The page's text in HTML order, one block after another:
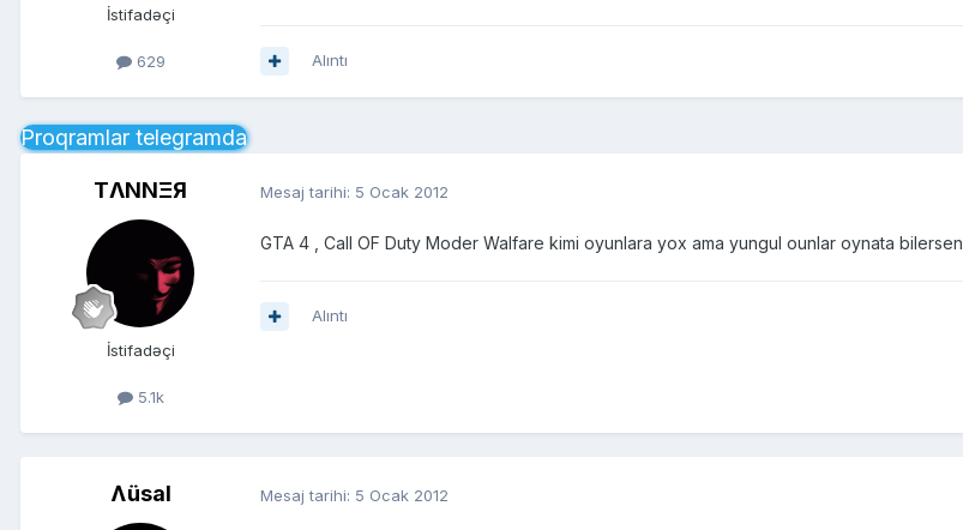
İstifadəçi
629 Alıntı
Proqramlar telegramda
TΛNNΞЯ
İstifadəçi
5.1k
Mesaj tarihi: 5 Ocak 2012
GTA 4 , Call OF Duty Moder Walfare kimi oyunlara yox ama yungul ounlar oynata bilersen
Alıntı
Ʌüsal Mesaj tarihi: 5 Ocak 2012